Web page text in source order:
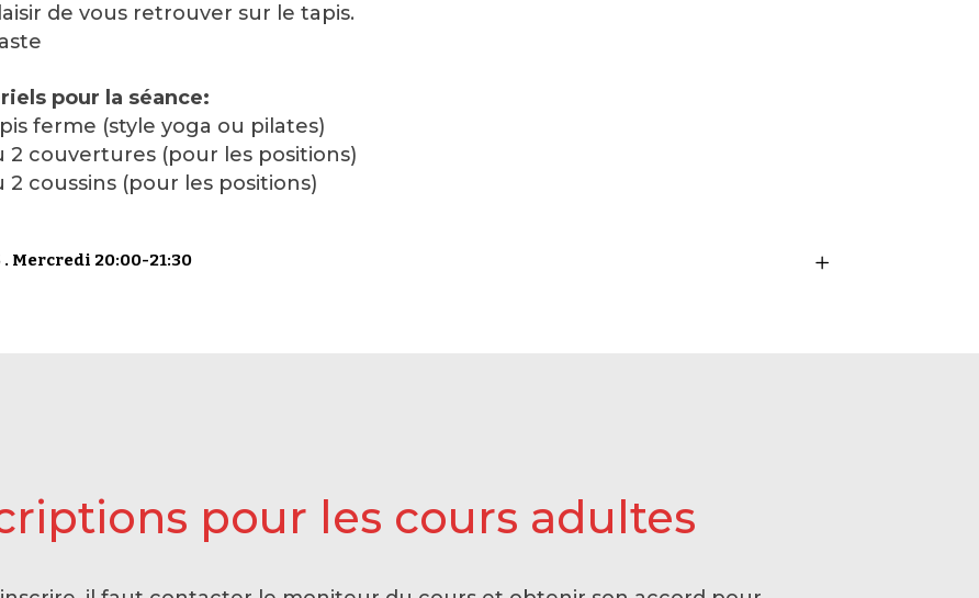
de vous retrouver sur le tapis.
pour la séance:
ferme (style yoga ou pilates)
2 couvertures (pour les positions)
2 coussins (pour les positions)
. Mercredi 20:00-21:30
pour les cours adultes